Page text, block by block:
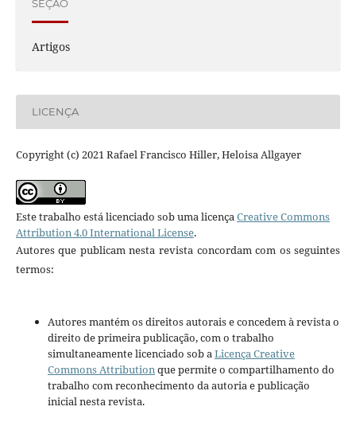
SEÇÃO
Artigos
LICENÇA
Copyright (c) 2021 Rafael Francisco Hiller, Heloisa Allgayer
Este trabalho está licenciado sob uma licençaCreative Commons
Attribution 4.0 International License.
Autores que publicam nesta revista concordam com os seguintes
termos:
Autores mantém os direitos autorais e concedem à revista o
direito de primeira publicação, com o trabalho
simultaneamente licenciado sob aLicença Creative
Commons Attributionque permite o compartilhamento do
trabalho com reconhecimento da autoria e publicação
inicial nesta revista.